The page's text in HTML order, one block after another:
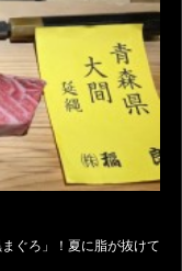
ぐろ」！夏に脂が抜けて